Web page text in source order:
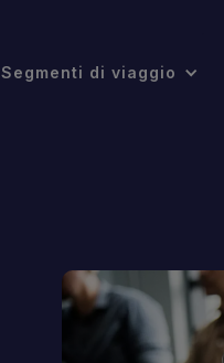
Segmenti di viaggio